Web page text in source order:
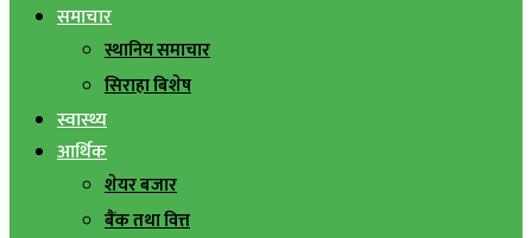
समाचार
स्थानिय समाचार
सिराहा बिशेष
स्वास्थ्य
आर्थिक
शेयर बजार
बैंक तथा वित्त